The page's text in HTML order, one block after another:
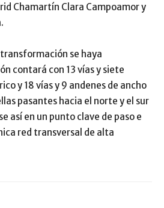
Chamartín Clara Campoamor y
se haya
contará con 13 vías y siete
y 18 vías y 9 andenes de ancho
pasantes hacia el norte y el sur
así en un punto clave de paso e
red transversal de alta